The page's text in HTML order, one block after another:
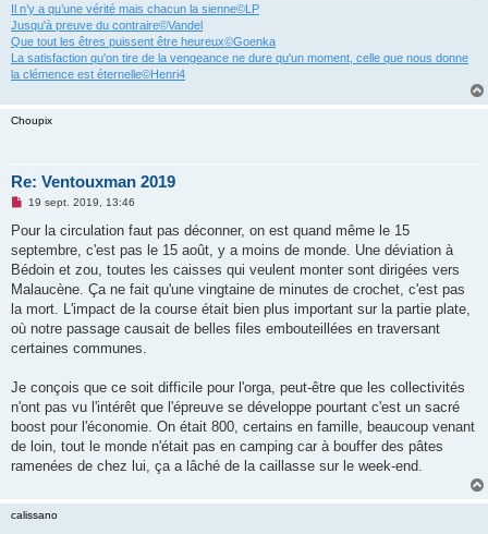
Il n’y a qu’une vérité mais chacun la sienne©LP
Jusqu'à preuve du contraire©Vandel
Que tout les êtres puissent être heureux©Goenka
La satisfaction qu'on tire de la vengeance ne dure qu'un moment, celle que nous donne
la clémence est éternelle©Henri4
Choupix
Re: Ventouxman 2019
M
s
a
g
n
o
l
u
19 sept. 2019, 13:46
Pour la circulation faut pas déconner, on est quand même le 15
septembre, c'est pas le 15 août, y a moins de monde. Une déviation à
Bédoin et zou, toutes les caisses qui veulent monter sont dirigées vers
Malaucène. Ça ne fait qu'une vingtaine de minutes de crochet, c'est pas
la mort. L'impact de la course était bien plus important sur la partie plate,
où notre passage causait de belles files embouteillées en traversant
certaines communes.
Je conçois que ce soit difficile pour l'orga, peut-être que les collectivités
n'ont pas vu l'intérêt que l'épreuve se développe pourtant c'est un sacré
boost pour l'économie. On était 800, certains en famille, beaucoup venant
de loin, tout le monde n'était pas en camping car à bouffer des pâtes
ramenées de chez lui, ça a lâché de la caillasse sur le week-end.
calissano